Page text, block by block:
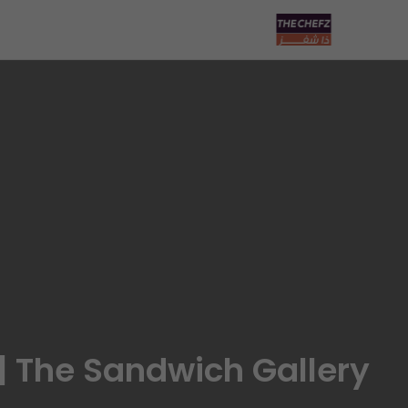
The Sandwich Gallery |ذا ساندوتش جاليري